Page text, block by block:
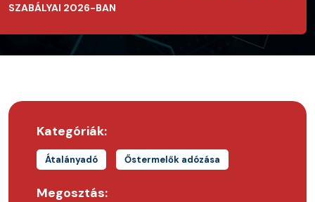
SZABÁLYAI 2026-BAN
Kategóriák:
Átalányadó Őstermelők adózása
Megosztás: